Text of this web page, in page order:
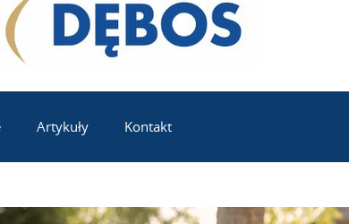
Artykuły Kontakt